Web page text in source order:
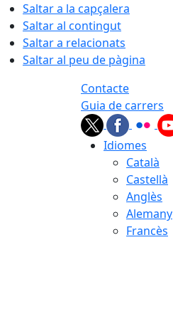
Saltar a la capçalera
Saltar al contingut
Saltar a relacionats
Saltar al peu de pàgina
Contacte
Guia de carrers
Idiomes
Català
Castellà
Anglès
Alemany
Francès